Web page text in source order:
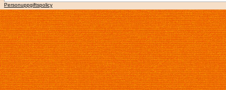
Personuppgiftspolicy